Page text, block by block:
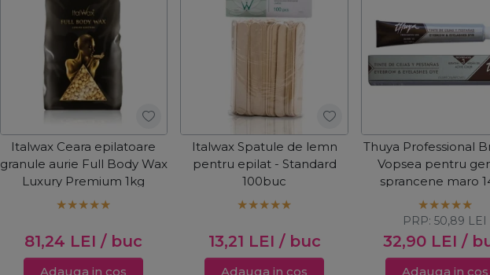
Italwax Ceara epilatoare
granule aurie Full Body Wax
Luxury Premium 1kg
81,24 LEI / buc
Adauga in cos
Italwax Spatule de lemn
pentru epilat - Standard
100buc
13,21 LEI / buc
Adauga in cos
Thuya Professional
Vopsea pentru
sprancene maro
32,90 LEI /
PRP:50,89 LEI
Adauga in cos